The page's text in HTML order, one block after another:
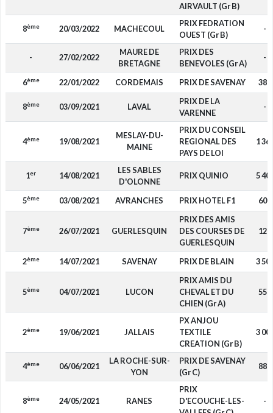
AIRVAULT (Gr B)
8ème 20/03/2022 MACHECOUL
PRIX FEDRATION
OUEST (Gr B)
-
- 27/02/2022
MAURE DE
BRETAGNE
PRIX DES
BENEVOLES (Gr A)
-
6ème 22/01/2022 CORDEMAIS PRIX DE SAVENAY 380
8ème 03/09/2021 LAVAL
PRIX DE LA
VARENNE
-
4ème 19/08/2021
MESLAY-DU-
MAINE
PRIX DU CONSEIL
REGIONAL DES
PAYS DE LOI
1
1er 14/08/2021
LES SABLES
D'OLONNE
PRIX QUINIO 5
5ème 03/08/2021 AVRANCHES PRIX HOTEL F1 600
7ème 26/07/2021 GUERLESQUIN
PRIX DES AMIS
DES COURSES DE
GUERLESQUIN
120
2ème 14/07/2021 SAVENAY PRIX DE BLAIN 3
5ème 04/07/2021 LUCON
PRIX AMIS DU
CHEVAL ET DU
CHIEN (Gr A)
550
2ème 19/06/2021 JALLAIS
PX ANJOU
TEXTILE
CREATION (Gr B)
3
4ème 06/06/2021
LA ROCHE-SUR-
YON
PRIX DE SAVENAY
(Gr C)
880
8ème 24/05/2021 RANES
PRIX
D'ECOUCHE-LES-
-